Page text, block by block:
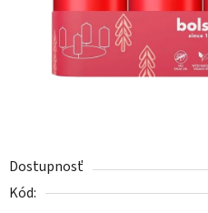
Dostupnosť
Kód: